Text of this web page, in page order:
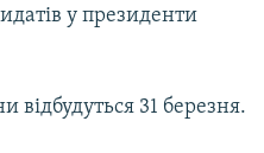
у президенти
відбудуться 31 березня.